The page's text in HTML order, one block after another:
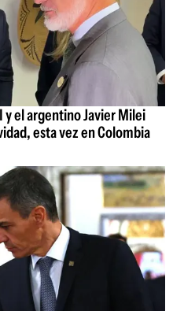
y el argentino Javier Milei
esta vez en Colombia